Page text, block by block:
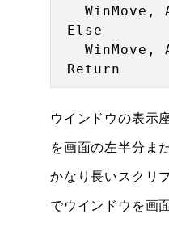
WinMove,
Else
WinMove,
ウインドウの表示
を画面の左半分ま
かなり長いスクリ
でウインドウを画